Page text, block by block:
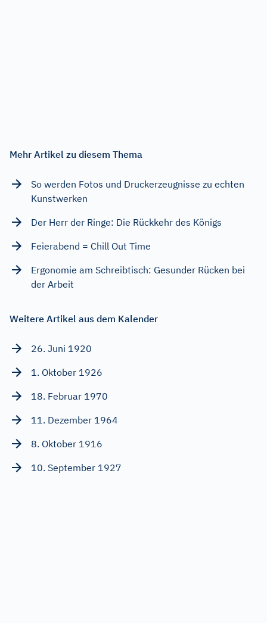
Mehr Artikel zu diesem Thema
So werden Fotos und Druckerzeugnisse zu echten
Kunstwerken
Der Herr der Ringe: Die Rückkehr des Königs
Feierabend = Chill Out Time
Ergonomie am Schreibtisch: Gesunder Rücken bei
der Arbeit
Weitere Artikel aus dem Kalender
26. Juni 1920
1. Oktober 1926
18. Februar 1970
11. Dezember 1964
8. Oktober 1916
10. September 1927